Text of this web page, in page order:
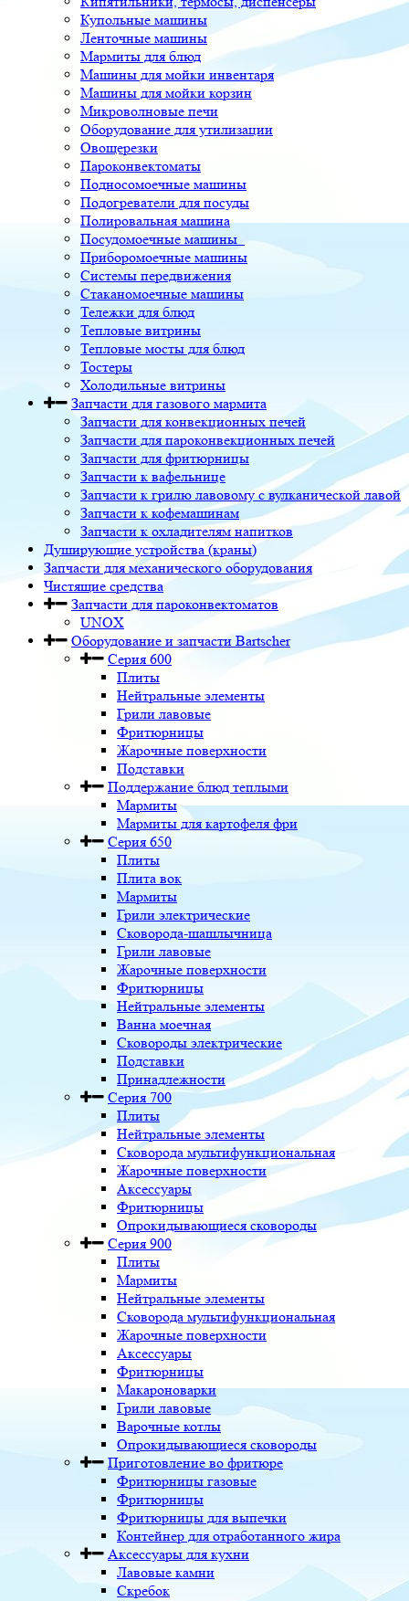
Купольные машины
Ленточные машины
Мармиты для блюд
Машины для мойки инвентаря
Машины для мойки корзин
Микроволновые печи
Оборудование для утилизации
Овощерезки
Пароконвектоматы
Подносомоечные машины
Подогреватели для посуды
Полировальная машина
Посудомоечные машины
Приборомоечные машины
Системы передвижения
Стаканомоечные машины
Тележки для блюд
Тепловые витрины
Тепловые мосты для блюд
Тостеры
Холодильные витрины
Запчасти для газового мармита
Запчасти для конвекционных печей
Запчасти для пароконвекционных печей
Запчасти для фритюрницы
Запчасти к вафельнице
Запчасти к грилю лавовому с вулканической лавой
Запчасти к кофемашинам
Запчасти к охладителям напитков
Душирующие устройства (краны)
Запчасти для механического оборудования
Чистящие средства
Запчасти для пароконвектоматов
UNOX
Оборудование и запчасти Bartscher
Серия 600
Плиты
Нейтральные элементы
Грили лавовые
Фритюрницы
Жарочные поверхности
Подставки
Поддержание блюд теплыми
Мармиты
Мармиты для картофеля фри
Серия 650
Плиты
Плита вок
Мармиты
Грили электрические
Сковорода-шашлычница
Грили лавовые
Жарочные поверхности
Фритюрницы
Нейтральные элементы
Ванна моечная
Сковороды электрические
Подставки
Принадлежности
Серия 700
Плиты
Нейтральные элементы
Сковорода мультифункциональная
Жарочные поверхности
Аксессуары
Фритюрницы
Опрокидывающиеся сковороды
Серия 900
Плиты
Мармиты
Нейтральные элементы
Сковорода мультифункциональная
Жарочные поверхности
Аксессуары
Фритюрницы
Макароноварки
Грили лавовые
Варочные котлы
Опрокидывающиеся сковороды
Приготовление во фритюре
Фритюрницы газовые
Фритюрницы
Фритюрницы для выпечки
Контейнер для отработанного жира
Аксессуары для кухни
Лавовые камни
Скребок